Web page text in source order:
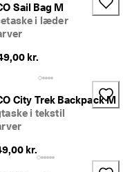
Sail Bag M
i læder
kr.
City Trek Backpack M
i tekstil
kr.